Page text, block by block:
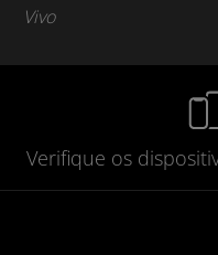
Vivo
Verifique os